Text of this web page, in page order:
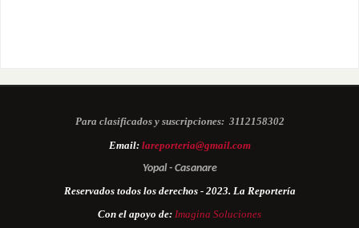
Para clasificados y suscripciones: 3112158302
Email: lareporteria@gmail.com
Yopal - Casanare
Reservados todos los derechos - 2023. La Reportería
Con el apoyo de: Imagina Soluciones